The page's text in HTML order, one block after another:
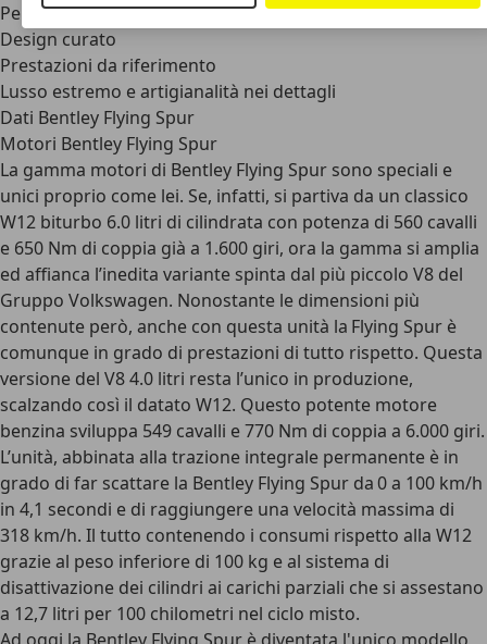
Per chi cerca una vettura di rappresentanza
Design curato
Prestazioni da riferimento
Lusso estremo e artigianalità nei dettagli
Dati Bentley Flying Spur
Motori Bentley Flying Spur
La gamma motori di Bentley Flying Spur sono speciali e
unici proprio come lei. Se, infatti, si partiva da un classico
W12 biturbo 6.0 litri di cilindrata con potenza di 560 cavalli
e 650 Nm di coppia già a 1.600 giri, ora la gamma si amplia
ed affianca l’inedita variante spinta dal più piccolo V8 del
Gruppo Volkswagen. Nonostante le dimensioni più
contenute però, anche con questa unità la Flying Spur è
comunque in grado di prestazioni di tutto rispetto. Questa
versione del V8 4.0 litri resta l’unico in produzione,
scalzando così il datato W12. Questo potente motore
benzina sviluppa 549 cavalli e 770 Nm di coppia a 6.000 giri.
L’unità, abbinata alla trazione integrale permanente è in
grado di far scattare la Bentley Flying Spur da 0 a 100 km/h
in 4,1 secondi e di raggiungere una velocità massima di
318 km/h. Il tutto contenendo i consumi rispetto alla W12
grazie al peso inferiore di 100 kg e al sistema di
disattivazione dei cilindri ai carichi parziali che si assestano
a 12,7 litri per 100 chilometri nel ciclo misto.